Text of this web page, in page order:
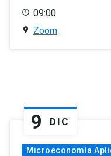
09:00
Zoom
9 DIC
Microeconomía